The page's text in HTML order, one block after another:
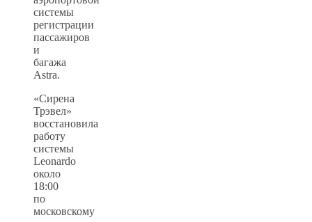
системы
регистрации
пассажиров
и
багажа
Astra.
«Сирена
Трэвел»
восстановила
работу
системы
Leonardo
около
18:00
по
московскому